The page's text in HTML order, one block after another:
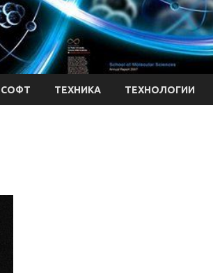
СОФТ ТЕХНИКА ТЕХНОЛОГИИ